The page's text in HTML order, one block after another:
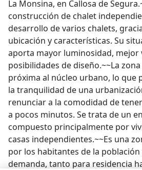
La Monsina, en Callosa de
construcción de chalet
desarrollo de varios chalets,
ubicación y características. Su
aporta mayor luminosidad, mejor
posibilidades de diseño.~~La
próxima al núcleo urbano, lo que
la tranquilidad de una
renunciar a la comodidad de
a pocos minutos. Se trata de un
compuesto principalmente por
casas independientes.~~Es una
por los habitantes de la
demanda, tanto para residencia